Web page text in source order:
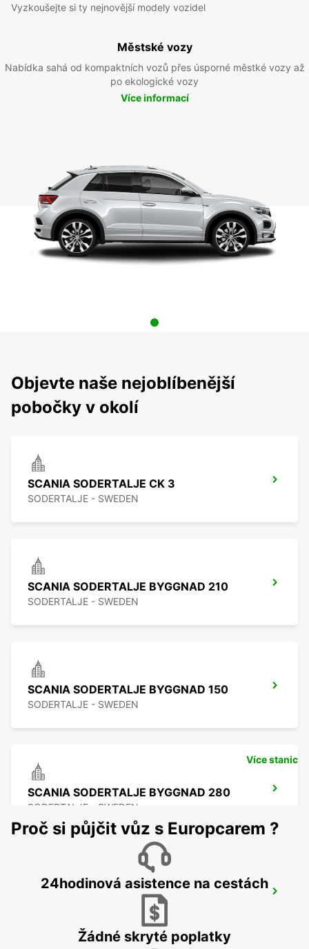
Vyzkoušejte si ty nejnovější modely vozidel
Městské vozy
Nabídka sahá od kompaktních vozů přes úsporné městké vozy až
po ekologické vozy
Více informací
Objevte naše nejoblíbenější
pobočky v okolí
SCANIA SODERTALJE CK 3
SODERTALJE - SWEDEN
SCANIA SODERTALJE BYGGNAD 210
SODERTALJE - SWEDEN
SCANIA SODERTALJE BYGGNAD 150
SODERTALJE - SWEDEN
SCANIA SODERTALJE BYGGNAD 280
SODERTALJE - SWEDEN
SCANIA SODERTALJE CHASSIPORTEN
Více stanic
Proč si půjčit vůz s Europcarem ?
24hodinová asistence na cestách
Žádné skryté poplatky